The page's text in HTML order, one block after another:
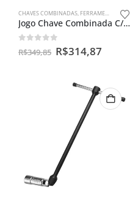
CHAVES COMBINADAS, FERRAMENTAS MANUAIS
Jogo Chave Combinada C/catraca Speedy 6 Pçs 8 A 19mm
out of 5
R$349,85 R$314,87